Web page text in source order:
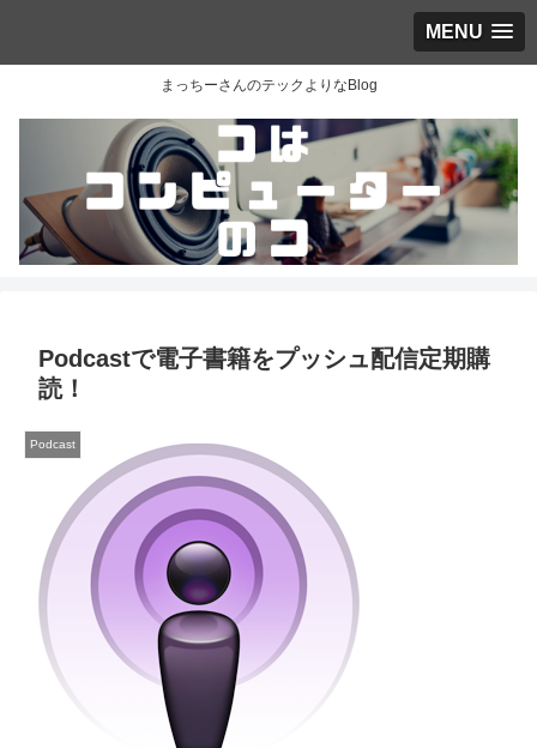
MENU
まっちーさんのテックよりなBlog
Podcastで電子書籍をプッシュ配信定期購
読！
Podcast